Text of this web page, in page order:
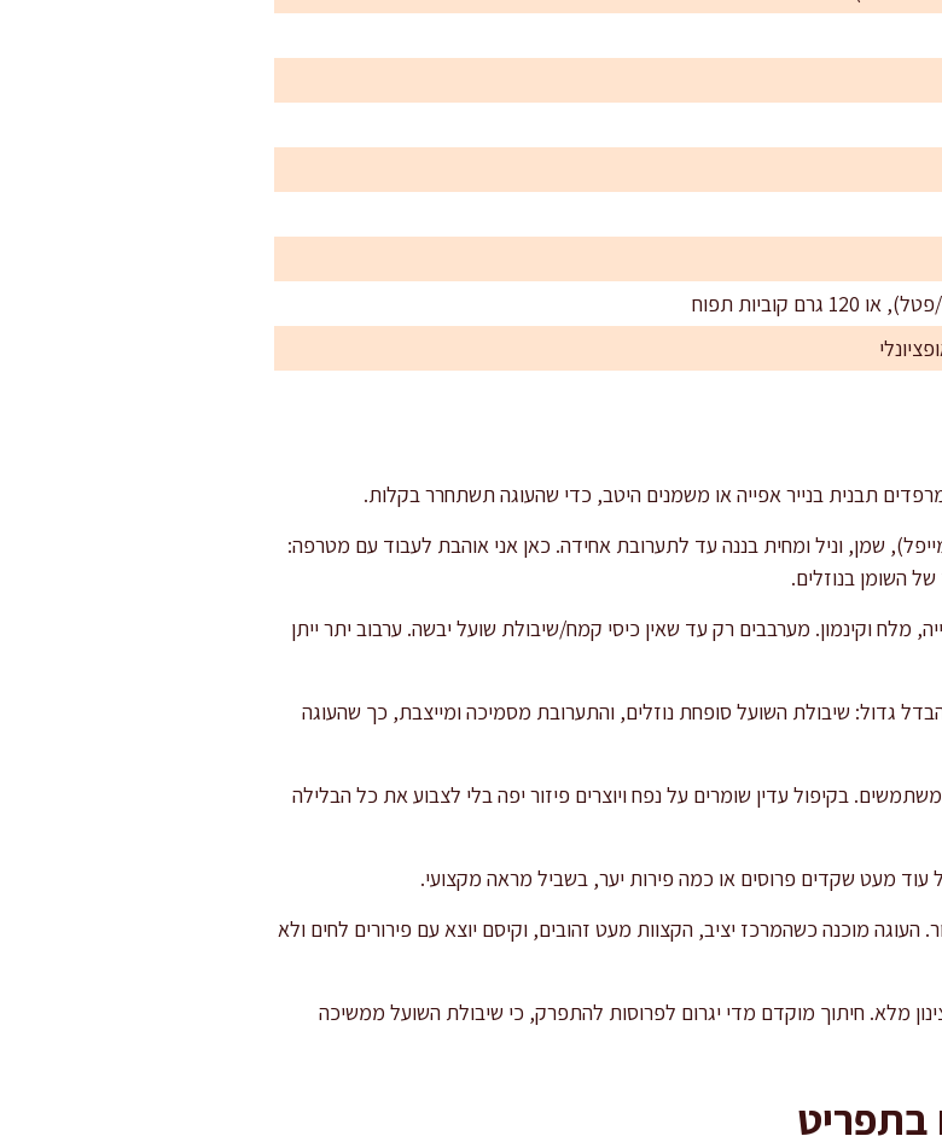
שמן, וניל ומחית בננה עד לתערובת אחידה. כאן אני אוהבת לעבוד עם מטרפה:
השומן בנוזלים.
מלח וקינמון. מערבבים רק עד שאין כיסי קמח/שיבולת שועל יבשה. ערבוב יתר ייתן
הבדל גדול: שיבולת השועל סופחת נוזלים, והתערובת מסמיכה ומייצבת, כך שהעוגה
בקיפול עדין שומרים על נפח ויוצרים פיזור יפה בלי לצבוע את כל הבלילה
עוד מעט שקדים פרוסים או כמה פירות יער, בשביל מראה מקצועי.
התנור. העוגה מוכנה כשהמרכז יציב, הקצוות מעט זהובים, וקיסם יוצא עם פירורים לחים ולא
לצינון מלא. חיתוך מוקדם מדי יגרום לפרוסות להתפרק, כי שיבולת השועל ממשיכה
בתפריט